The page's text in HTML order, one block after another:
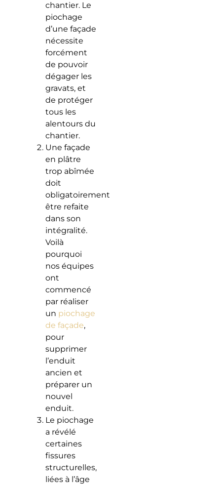
chantier. Le
piochage
d’une façade
nécessite
forcément
de pouvoir
dégager les
gravats, et
de protéger
tous les
alentours du
chantier.
Une façade
en plâtre
trop abîmée
doit
obligatoirement
être refaite
dans son
intégralité.
Voilà
pourquoi
nos équipes
ont
commencé
par réaliser
un piochage
de façade,
pour
supprimer
l’enduit
ancien et
préparer un
nouvel
enduit.
Le piochage
a révélé
certaines
fissures
structurelles,
liées à l’âge